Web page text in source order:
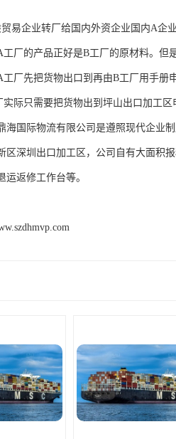
贸易企业转厂给国内外资企业国内A企
工厂的产品正好是B工厂的原材料。但
工厂先把货物出口到再由B工厂用手册
实际只需要把货物出到坪山出口加工
海国际物流有限公司是遵照现代企业
区深圳出口加工区，公司自有大面积
运返修工作台等。